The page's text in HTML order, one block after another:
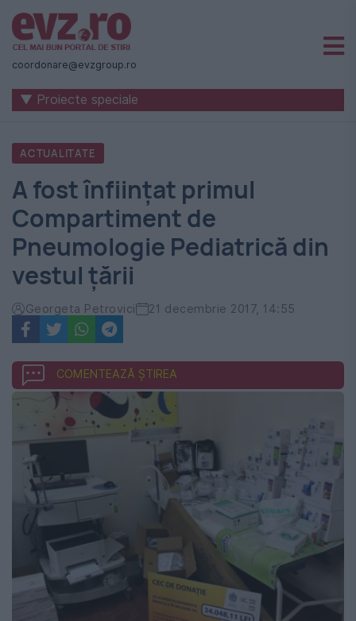
Știri
naționale
internaționale
România
-
Evenimentul
Zilei
coordonare@evzgroup.ro
▼ Proiecte speciale
ACTUALITATE
A fost înființat primul
Compartiment de
Pneumologie Pediatrică din
vestul țării
Georgeta Petrovici 21 decembrie 2017, 14:55
COMENTEAZĂ ȘTIREA